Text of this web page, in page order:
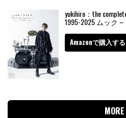
yukihiro：the
1995-2025 ムック –
Amazonで購入する
MORE